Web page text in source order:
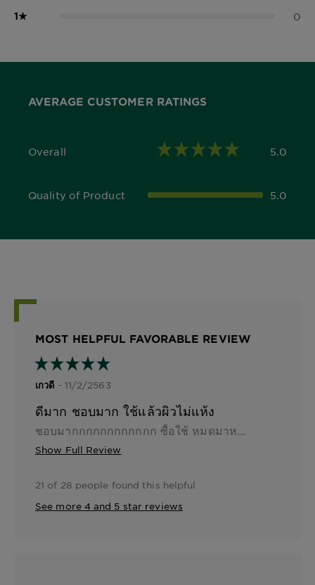
1★ 0
AVERAGE CUSTOMER RATINGS
Overall
5.0 out of 5 stars 5.0
Quality of Product
5.0 out of 5 stars 5.0
MOST HELPFUL FAVORABLE REVIEW
เกวดี - 11/2/2563
ดีมาก ชอบมาก ใช้แล้วผิวไม่แห้ง
Show Full Review
21 of 28 people found this helpful
See more 4 and 5 star reviews